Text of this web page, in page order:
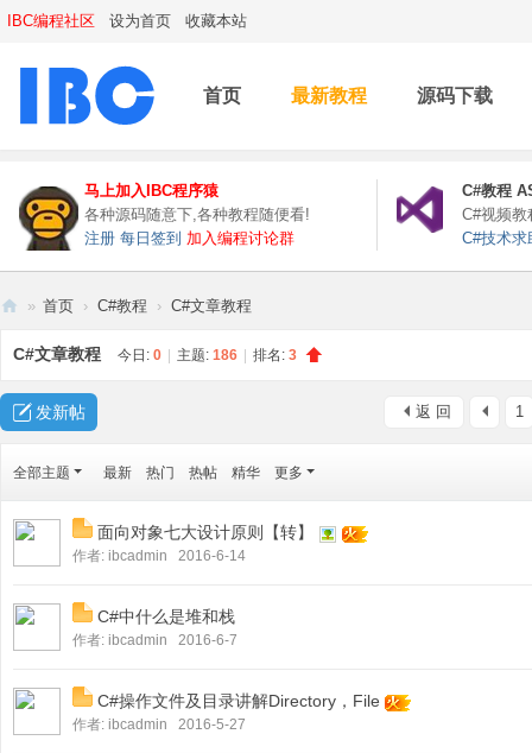
IBC编程社区 设为首页 收藏本站
首页 最新教程 源码下载
马上加入IBC程序猿
各种源码随意下,各种教程随便看!
注册 每日签到 加入编程讨论群
C#教程
C#视频教
C#技术求
编
社
论
坛
» 首页 › C#教程 › C#文章教程
C#文章教程 今日: 0 主题: 186 排名: 3
1
返 回
发新帖
全部主题 最新 热门 热帖 精华 更多
面向对象七大设计原则【转】
作者: ibcadmin 2016-6-14
C#中什么是堆和栈
作者: ibcadmin 2016-6-7
C#操作文件及目录讲解Directory，File
作者: ibcadmin 2016-5-27